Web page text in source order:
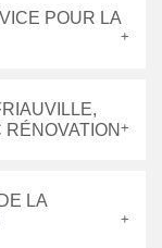
POUR LA
LA